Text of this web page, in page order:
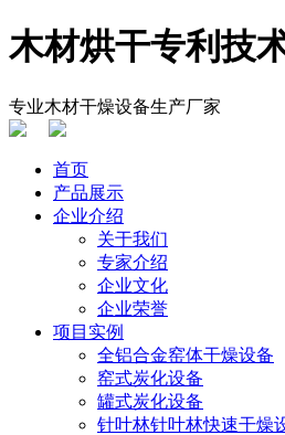
木材烘干专利技
专业木材干燥设备生产厂家
首页
产品展示
企业介绍
关于我们
专家介绍
企业文化
企业荣誉
项目实例
全铝合金窑体干燥设备
窑式炭化设备
罐式炭化设备
针叶林针叶林快速干燥